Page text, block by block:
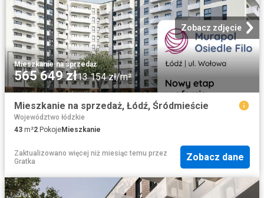
Zobacz zdjęcie
Mieszkanie·na sprzedaż
565 649 zł13 154 zł/m²
Mieszkanie na sprzedaż, Łódź, Śródmieście
Województwo łódzkie
43 m²2 PokojeMieszkanie
Zaktualizowano więcej niż miesiąc temu przez
Gratka
Zobacz dane